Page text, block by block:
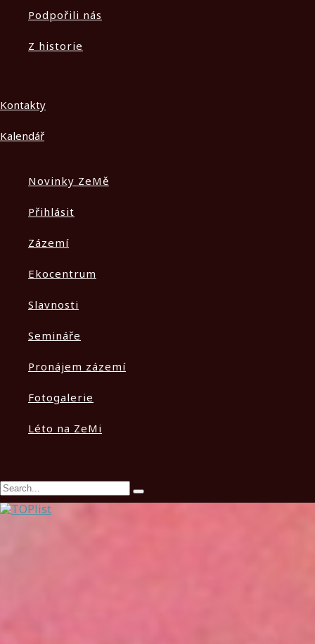
Podpořili nás
Z historie
Kontakty
Kalendář
Novinky ZeMě
Přihlásit
Zázemí
Ekocentrum
Slavnosti
Semináře
Pronájem zázemí
Fotogalerie
Léto na ZeMi